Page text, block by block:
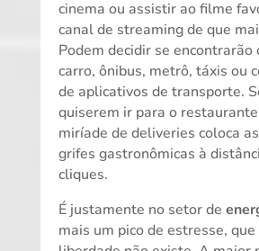
cinema ou assistir ao filme
canal de streaming de que
Podem decidir se encontrarão
carro, ônibus, metrô, táxis ou
de aplicativos de transporte.
quiserem ir para o
miríade de deliveries coloca
grifes gastronômicas à
cliques.
É justamente no setor de
mais um pico de estresse, que